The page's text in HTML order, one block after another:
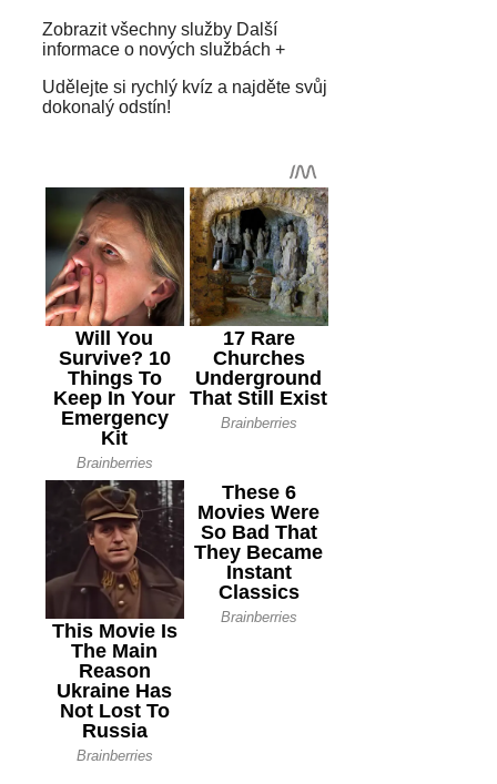
Zobrazit všechny služby Další
informace o nových službách +
Udělejte si rychlý kvíz a najděte svůj
dokonalý odstín!